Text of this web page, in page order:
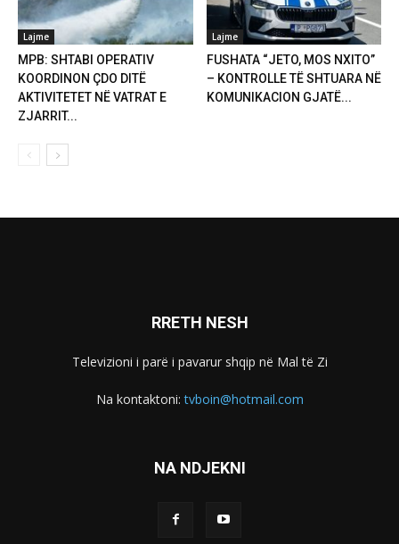
Lajme
MPB: SHTABI OPERATIV
KOORDINON ÇDO DITË
AKTIVITETET NË VATRAT E
ZJARRIT...
Lajme
FUSHATA “JETO, MOS NXITO”
– KONTROLLE TË SHTUARA NË
KOMUNIKACION GJATË...
RRETH NESH
Televizioni i parë i pavarur shqip në Mal të Zi
Na kontaktoni:tvboin@hotmail.com
NA NDJEKNI